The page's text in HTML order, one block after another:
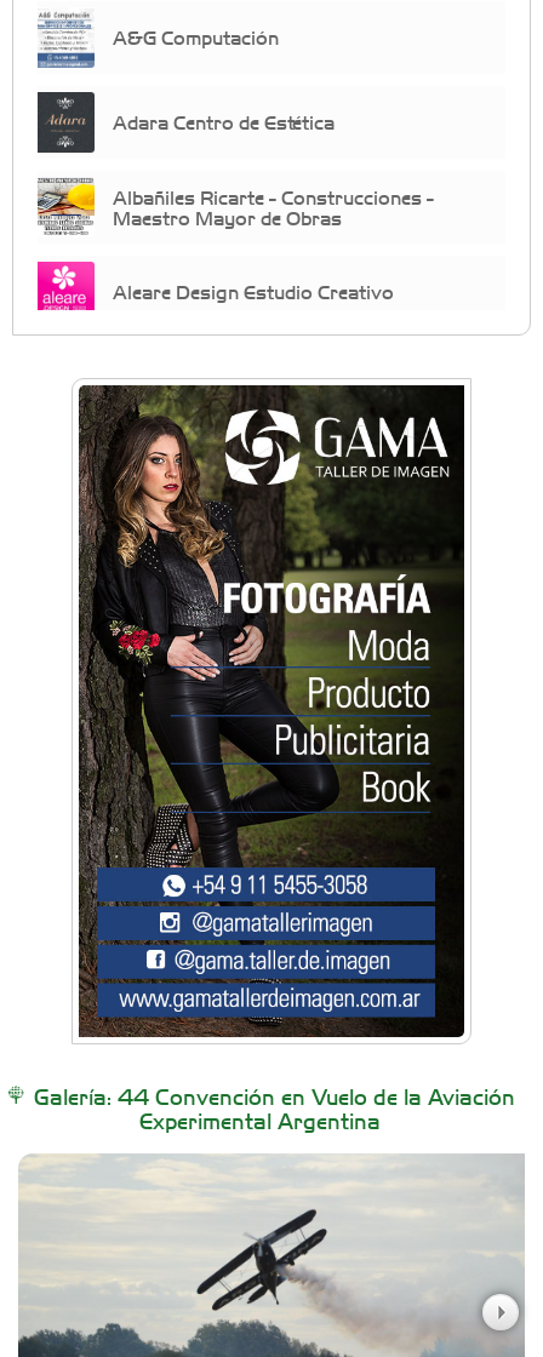
A&G Computación
Adara Centro de Estética
Albañiles Ricarte - Construcciones -
Maestro Mayor de Obras
Aleare Design Estudio Creativo
Almacén Chiche
Anahata: Mindfullness - Psicología -
Bienestar Emocional - Coaching
Arq. Horacio Alejandro Sánchez
Artística ApasionArte
Artística Catalina
Artística Veral
BAIC Ramos Mejía
Brisé Estudio de Danzas
Carniceria y granja El Viejo Peña
Clima Castelar
Galería: 44 Convención en Vuelo de la Aviación
Experimental Argentina